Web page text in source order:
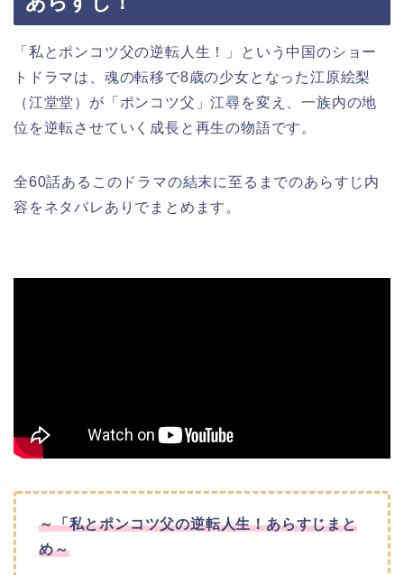
「私とポンコツ父の逆転人生！」
という中国のショー
トドラマは、魂の転移で8歳の少女となった江原絵梨
（江堂堂）が「ポンコツ父」江尋を変え、一族内の地
位を逆転させていく成長と再生の物語です。
全60話あるこのドラマの結末に至るまでのあらすじ内
容をネタバレありでまとめます。
～「私とポンコツ父の逆転人生！あらすじまと
め～